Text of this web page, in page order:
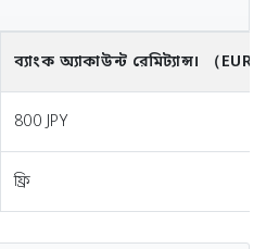
ব্যাংক অ্যাকাউন্ট রেমিট্যান্স। （EUR
800 JPY
ফ্রি